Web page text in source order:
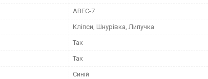
ABEC-7
Кліпси, Шнурівка, Липучка
Так
Так
Синій